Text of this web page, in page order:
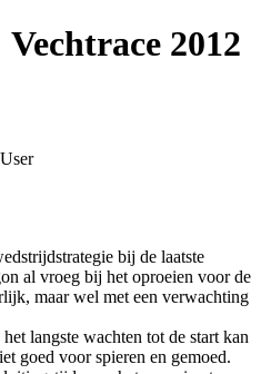
2012
bij de laatste
al vroeg bij het oproeien voor de
maar wel met een verwachting
langste wachten tot de start kan
goed voor spieren en gemoed.